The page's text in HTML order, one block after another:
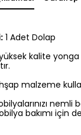
1 Adet Dolap
kalite
malzeme
nemli
bakımı için